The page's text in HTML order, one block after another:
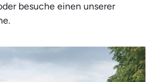
besuche einen unserer